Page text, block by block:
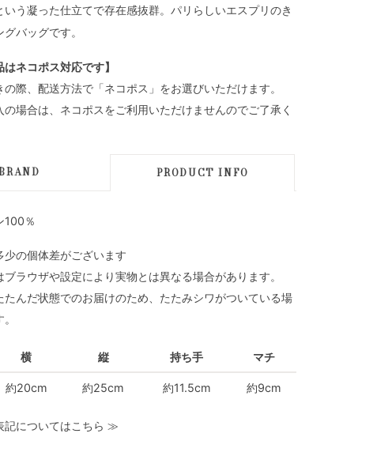
いう凝った仕立てで存在感抜群。パリらしいエスプリのき
バッグです。
はネコポス対応です】
の際、配送方法で「ネコポス」をお選びいただけます。
の場合は、ネコポスをご利用いただけませんのでご了承く
PRODUCT INFO
100％
少の個体差がございます
ブラウザや設定により実物とは異なる場合があります。
たんだ状態でのお届けのため、たたみシワがついている場
横 縦 持ち手 マチ
約20cm 約25cm 約11.5cm 約9cm
記についてはこちら ≫